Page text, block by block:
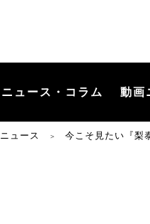
ニュース・コラム 動画
ニュース ＞ 今こそ見たい『梨